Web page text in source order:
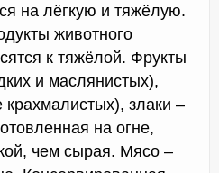
на лёгкую и тяжёлую.
животного
к тяжёлой. Фрукты
и маслянистых),
злаки –
на огне,
чем сырая. Мясо –